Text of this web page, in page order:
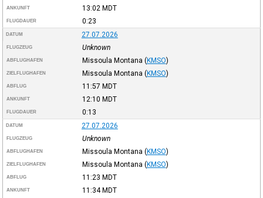
ANKUNFT 13:02 MDT
FLUGDAUER 0:23
DATUM 27.07.2026
FLUGZEUG Unknown
ABFLUGHAFEN Missoula Montana (KMSO)
ZIELFLUGHAFEN Missoula Montana (KMSO)
ABFLUG 11:57 MDT
ANKUNFT 12:10 MDT
FLUGDAUER 0:13
DATUM 27.07.2026
FLUGZEUG Unknown
ABFLUGHAFEN Missoula Montana (KMSO)
ZIELFLUGHAFEN Missoula Montana (KMSO)
ABFLUG 11:23 MDT
ANKUNFT 11:34MDT